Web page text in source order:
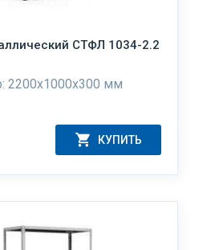
СТФЛ 1034-2.2
2200х1000х300 мм
КУПИТЬ